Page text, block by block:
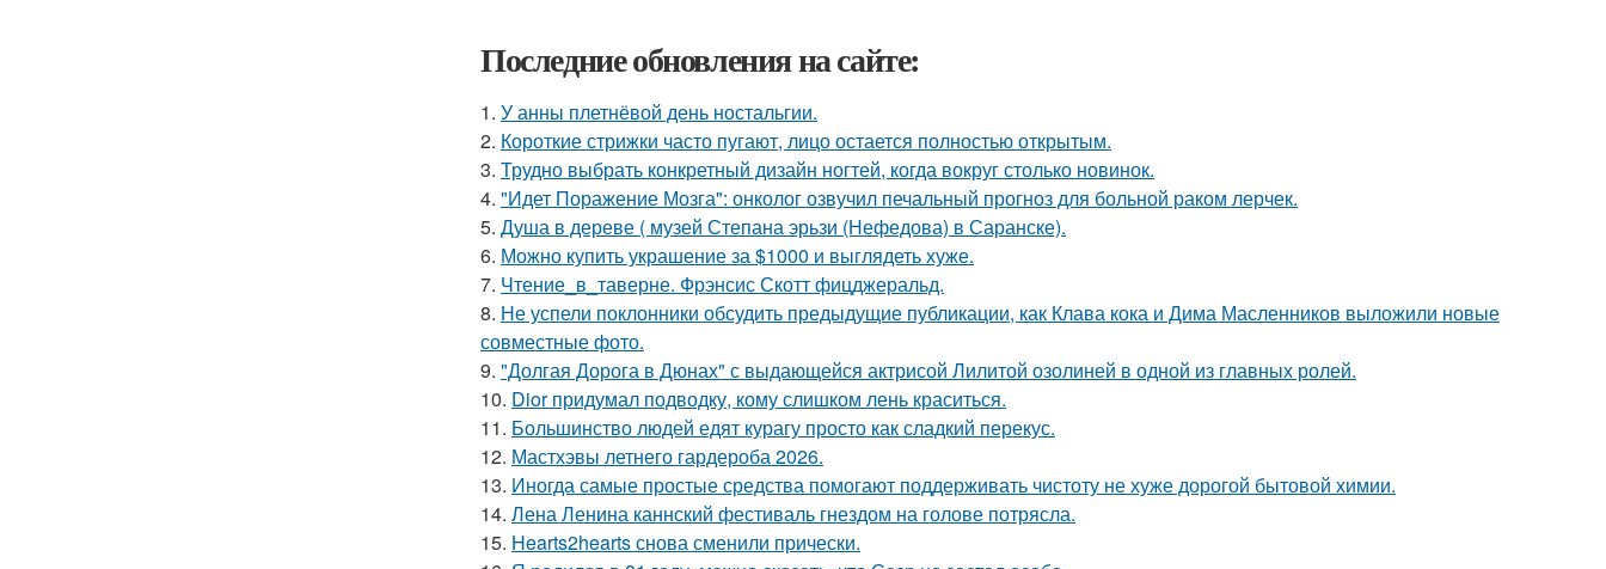
Последние обновления на сайте:
1. У анны плетнёвой день ностальгии.
2. Короткие стрижки часто пугают, лицо остается полностью открытым.
3. Трудно выбрать конкретный дизайн ногтей, когда вокруг столько новинок.
4. "Идет Поражение Мозга": онколог озвучил печальный прогноз для больной раком лерчек.
5. Душа в дереве ( музей Степана эрьзи (Нефедова) в Саранске).
6. Можно купить украшение за $1000 и выглядеть хуже.
7. Чтение_в_таверне. Фрэнсис Скотт фицджеральд.
8. Не успели поклонники обсудить предыдущие публикации, как Клава кока и Дима Масленников выложили новые
совместные фото.
9. "Долгая Дорога в Дюнах" с выдающейся актрисой Лилитой озолиней в одной из главных ролей.
10. Dior придумал подводку, кому слишком лень краситься.
11. Большинство людей едят курагу просто как сладкий перекус.
12. Мастхэвы летнего гардероба 2026.
13. Иногда самые простые средства помогают поддерживать чистоту не хуже дорогой бытовой химии.
14. Лена Ленина каннский фестиваль гнездом на голове потрясла.
15. Hearts2hearts снова сменили прически.